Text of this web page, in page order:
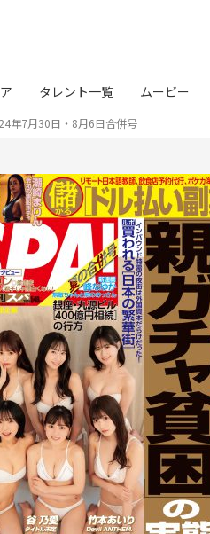
タレント一覧 ムービー
年7月30日・8月6日合併号